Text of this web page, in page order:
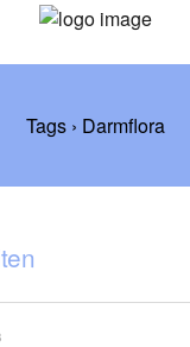
Tags › Darmflora